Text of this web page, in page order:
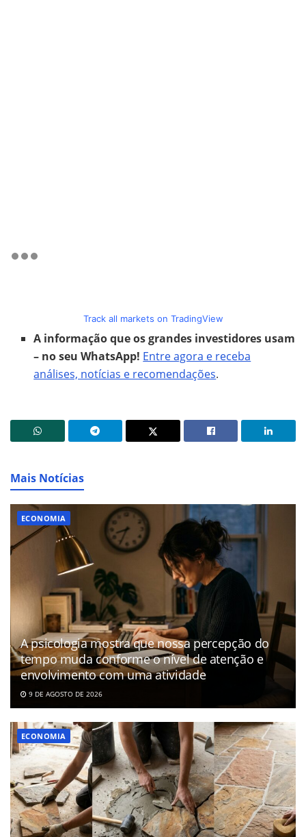
Track all markets on TradingView
A informação que os grandes investidores usam
– no seu WhatsApp! Entre agora e receba
análises, notícias e recomendações.
Mais Notícias
ECONOMIA
A psicologia mostra que nossa percepção do
tempo muda conforme o nível de atenção e
envolvimento com uma atividade
9 DE AGOSTO DE 2026
ECONOMIA